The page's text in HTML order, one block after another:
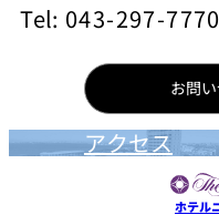
Tel: 043-297-7770
お問
アクセス
ホテル